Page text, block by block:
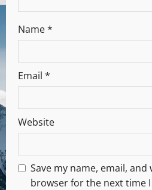
Name*
Email *
Website
Save my name, email,
browser for the next time